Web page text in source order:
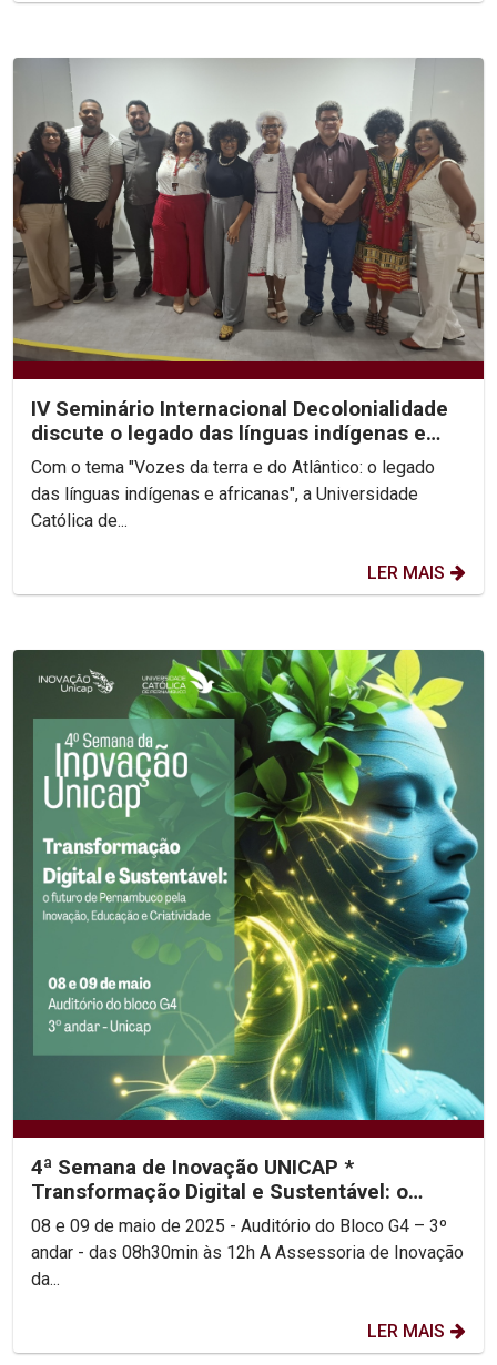
IV Seminário Internacional Decolonialidade
discute o legado das línguas indígenas e
africanas
Com o tema "Vozes da terra e do Atlântico: o legado
das línguas indígenas e africanas", a Universidade
Católica de...
LER MAIS
4ª Semana de Inovação UNICAP *
Transformação Digital e Sustentável: o
futuro de Pernambuco pela...
08 e 09 de maio de 2025 - Auditório do Bloco G4 – 3º
andar - das 08h30min às 12h A Assessoria de Inovação
da...
LER MAIS